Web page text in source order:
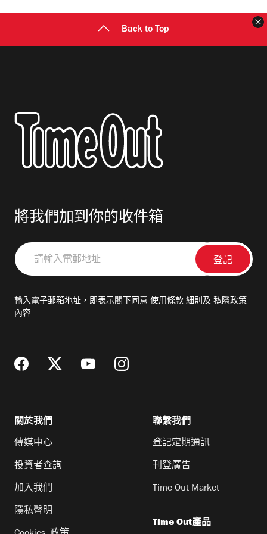
Back to Top
將我們加到你的收件箱
請
輸
郵
輸入電子郵箱地址，即表示閣下同意 使用條款 細則及 私隱政策
內容
關於我們
傳媒中心
投資者查詢
加入我們
隱私聲明
聯繫我們
登記定期通訊
刊登廣告
Time Out Market
Time Out產品